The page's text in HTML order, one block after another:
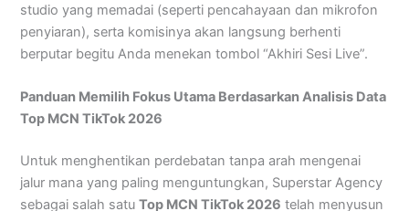
studio yang memadai (seperti pencahayaan dan mikrofon
penyiaran), serta komisinya akan langsung berhenti
berputar begitu Anda menekan tombol “Akhiri Sesi Live”.
Panduan Memilih Fokus Utama Berdasarkan Analisis Data
Top MCN TikTok 2026
Untuk menghentikan perdebatan tanpa arah mengenai
jalur mana yang paling menguntungkan, Superstar Agency
sebagai salah satuTop MCN TikTok 2026 telah menyusun